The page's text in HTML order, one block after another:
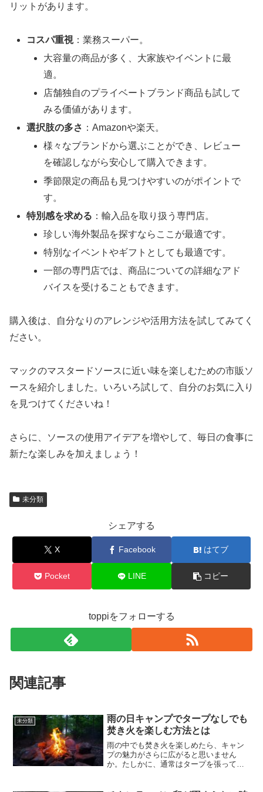
リットがあります。
コスパ重視：業務スーパー。
大容量の商品が多く、大家族やイベントに最
適。
店舗独自のプライベートブランド商品も試して
みる価値があります。
選択肢の多さ ：Amazonや楽天。
様々なブランドから選ぶことができ、レビュー
を確認しながら安心して購入できます。
季節限定の商品も見つけやすいのがポイントで
す。
特別感を求める ：輸入品を取り扱う専門店。
珍しい海外製品を探すならここが最適です。
特別なイベントやギフトとしても最適です。
一部の専門店では、商品についての詳細なアド
バイスを受けることもできます。
購入後は、自分なりのアレンジや活用方法を試してみてく
ださい。
マックのマスタードソースに近い味を楽しむための市販ソ
ースを紹介しました。いろいろ試して、自分のお気に入り
を見つけてくださいね！
さらに、ソースの使用アイデアを増やして、毎日の食事に
新たな楽しみを加えましょう！
未分類
シェアする
X Facebook はてブ
Pocket LINE コピー
toppiをフォローする
関連記事
未分類
雨の日キャンプでタープなしでも
焚き火を楽しむ方法とは
雨の中でも焚き火を楽しめたら、キャン
プの魅力がさらに広がると思いません
か。たしかに、通常はタープを張って雨